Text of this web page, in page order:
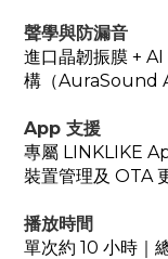
聲學與防漏音
進口晶韌振膜 +
構（AuraSound
App 支援
專屬 LINKLIKE
裝置管理及 OTA
播放時間
單次約 10 小時 ｜